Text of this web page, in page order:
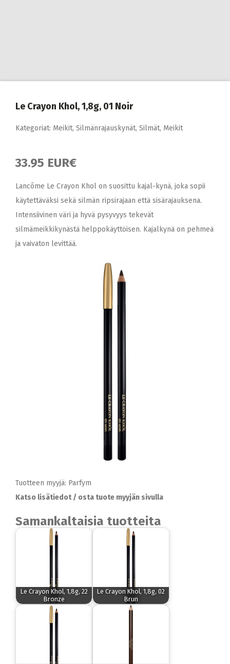
Le Crayon Khol, 1,8g, 01 Noir
Kategoriat: Meikit, Silmänrajauskynät, Silmät, Meikit
33.95 EUR€
Lancôme Le Crayon Khol on suosittu kajal-kynä, joka sopii
käytettäväksi sekä silmän ripsirajaan että sisärajauksena.
Intensiivinen väri ja hyvä pysyvyys tekevät
silmämeikkikynästä helppokäyttöisen. Kajalkynä on pehmeä
ja vaivaton levittää.
Tuotteen myyjä: Parfym
Katso lisätiedot / osta tuote myyjän sivulla
Samankaltaisia tuotteita
Le Crayon Khol, 1,8g, 22
Bronze
Le Crayon Khol, 1,8g, 02
Brun